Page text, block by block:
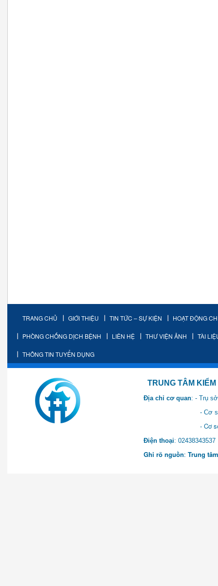
TRANG CHỦ GIỚI THIỆU TIN TỨC – SỰ KIỆN HOẠT ĐỘNG
PHÒNG CHỐNG DỊCH BỆNH LIÊN HỆ THƯ VIỆN ẢNH TÀI
THÔNG TIN TUYỂN DỤNG
TRUNG TÂM KIỂM SOÁT
Địa chỉ cơ quan: - Trụ
- Cơ sở 2: Khu Hành
- Cơ sở 3: Số 1 Ngõ 2
Điện thoại:
Ghi rõ nguồn: Trung